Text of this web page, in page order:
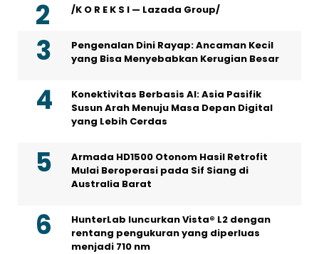
/K O R E K S I — Lazada Group/
Pengenalan Dini Rayap: Ancaman Kecil
yang Bisa Menyebabkan Kerugian Besar
Konektivitas Berbasis AI: Asia Pasifik
Susun Arah Menuju Masa Depan Digital
yang Lebih Cerdas
Armada HD1500 Otonom Hasil Retrofit
Mulai Beroperasi pada Sif Siang di
Australia Barat
HunterLab luncurkan Vista® L2 dengan
rentang pengukuran yang diperluas
menjadi 710 nm